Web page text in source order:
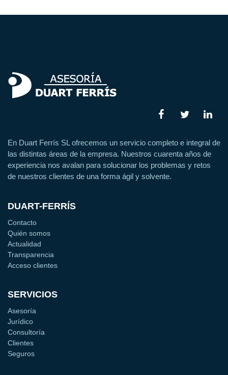
En Duart Ferrís SL ofrecemos un servicio completo e integral de
las distintas áreas de la empresa. Nuestros cuarenta años de
experiencia nos avalan para solucionar los problemas y retos
de nuestros clientes de una forma ágil y solvente.
DUART-FERRÍS
Contacto
Quién somos
Actualidad
Transparencia
Acceso clientes
SERVICIOS
Asesoría
Jurídico
Consultoría
Clientes
Seguros